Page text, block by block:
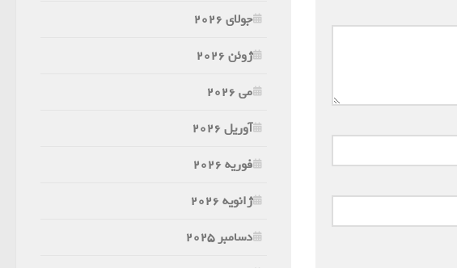
جولای 2026
ژوئن 2026
می 2026
آوریل 2026
فوریه 2026
ژانویه 2026
دسامبر 2025